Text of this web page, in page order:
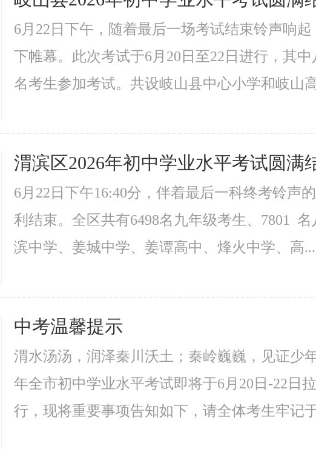
6月22日下午，随着最后一场考试结束铃声响
下帷幕。此次考试于6月20日至22日进行，其
名考生参加考试。共设岐山县中心小学和岐山
渭滨区2026年初中学业水平考试圆满
6月22日下午16:40分，伴着最后一科终考铃声
利结束。全区共有6498名九年级考生、7801
滨中学、姜城中学、姜谭高中、烽火中学、高...
中考温馨提示
渭水汤汤，润泽秦川沃土；秦岭巍巍，见证少
年全市初中学业水平考试即将于6月20日-22日
行，现将重要事项告知如下，请全体考生牢记